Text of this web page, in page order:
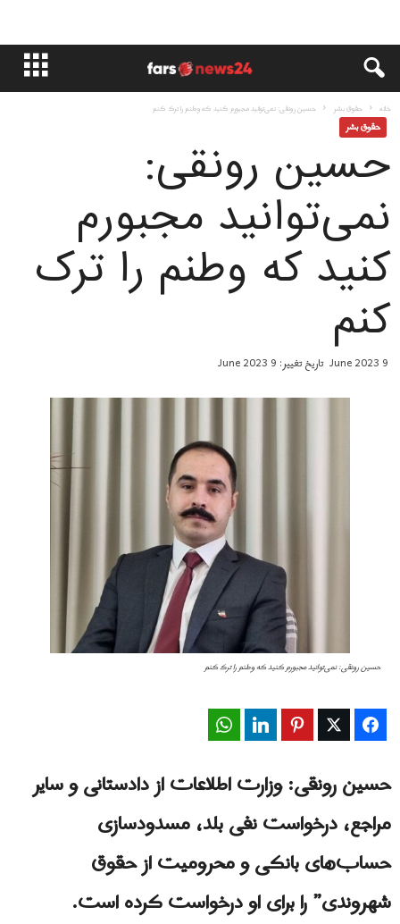
خانه حقوق بشر حسین رونقی: نمی‌توانید مجبورم کنید که وطنم را ترک کنم
حقوق بشر
حسین رونقی:
نمی‌توانید مجبورم
کنید که وطنم را ترک
کنم
9 June 2023 تاریخ تغییر: 9 June 2023
حسین رونقی: نمی‌توانید مجبورم کنید که وطنم را ترک کنم
Facebook
Twitter
Pinterest
LinkedIn
حسین رونقی: وزارت اطلاعات از دادستانی و سایر
مراجع، درخواست نفی بلد، مسدودسازی
حساب‌های بانکی و محرومیت از حقوق
شهروندی” را برای او درخواست کرده است.